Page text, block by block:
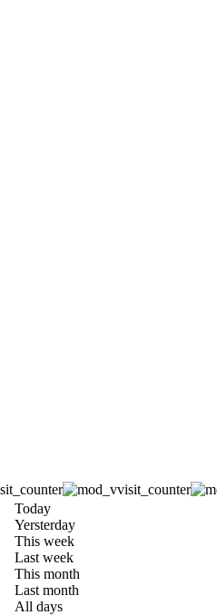
Today
Yersterday
This week
Last week
This month
Last month
All days